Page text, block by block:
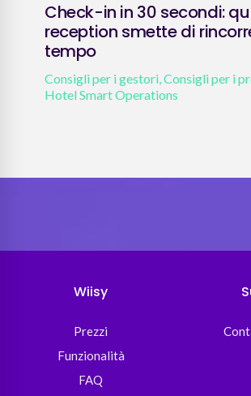
Check-in in 30 secondi:
reception smette di
tempo
Consigli per i gestori,Consigli per i
Hotel Smart Operations
Wiisy
Prezzi
Funzionalità
FAQ